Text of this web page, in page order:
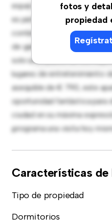
fotos y
propiedad
espacio de vida elegante y
es perfecto para el
contemporáneo está
de gama alta. Con su
solo unos pasos de los
lugares de entretenimiento
asequible de € 790, este
oportunidad fantástica para
ciudad en su máxima
¡programa una visita hoy
Características de
Tipo de propiedad
Dormitorios